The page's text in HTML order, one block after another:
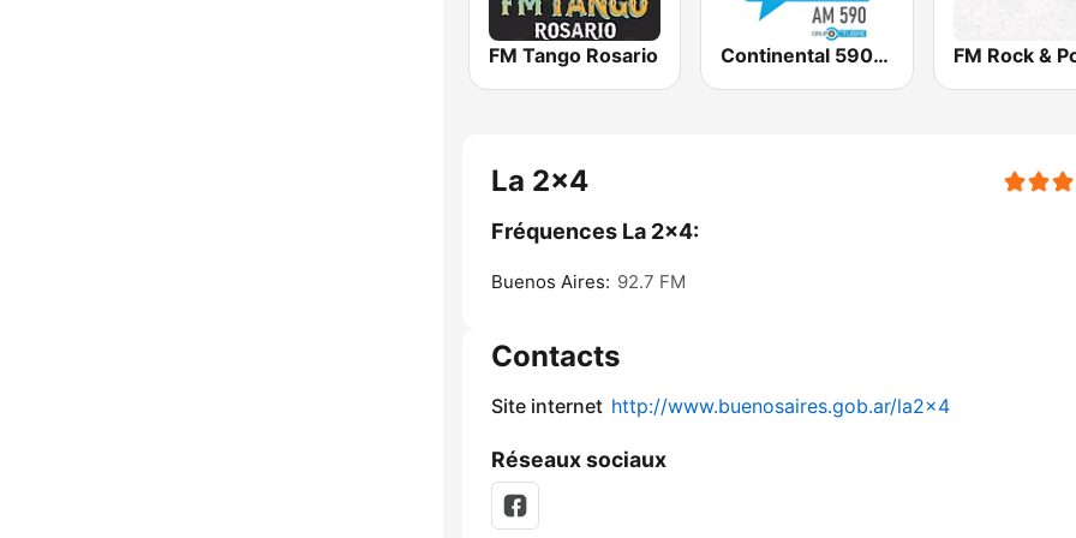
FM Tango Rosario Continental 590 AM FM Rock &
La 2x4
Fréquences La 2x4:
Buenos Aires: 92.7 FM
Contacts
Site internet http://www.buenosaires.gob.ar/la2x4
Réseaux sociaux